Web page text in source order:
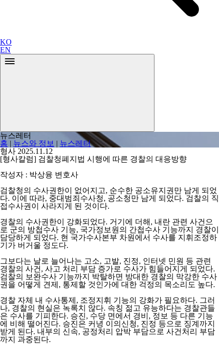
KO
EN
뉴스레터
홈 | 뉴스와 정보 | 뉴스레터
형사 2025.11.12
[형사칼럼] 검찰청폐지법 시행에 따른 경찰의 대응방향
작성자 : 박상융 변호사
검찰청의 수사권한이 없어지고, 순수한 공소유지권만 남게 되었
다. 이에 따라, 중대범죄수사청, 공소청만 남게 되었다. 검찰의 직
접수사권이 사라지게 된 것이다.
경찰의 수사권한이 강화되었다. 거기에 더해, 내란 관련 사건으
로 군의 방첩수사 기능, 국가정보원의 간첩수사 기능까지 경찰이
담당하게 되었다. 현 국가수사본부 차원에서 수사를 지휘조정하
기가 버거울 정도다.
그보다는 날로 늘어나는 고소, 고발, 진정, 인터넷 민원 등 관련
경찰의 사건, 사고 처리 부담 증가로 수사가 힘들어지게 되었다.
검찰의 보완수사 기능까지 박탈하면 방대한 경찰의 막강한 수사
권을 어떻게 견제, 통제할 것인가에 대한 걱정의 목소리도 높다.
경찰 자체 내 수사통제, 조정지휘 기능의 강화가 필요하다. 그러
나, 경찰의 현실은 녹록치 않다. 속칭 젊고 유능하다는 경찰관들
은 수사를 기피한다. 승진, 수당 면에서 경비, 정보 등 다른 기능
에 비해 떨어진다. 승진은 커녕 이의신청, 진정 등으로 징계까지
받게 된다. 내부의 신속, 공정처리 압박 부담으로 사건처리 부담
까지 과중된다.